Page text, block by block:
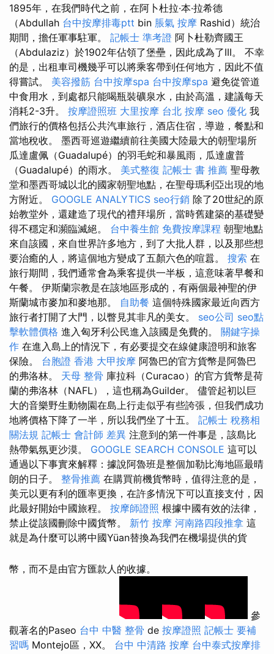
1895年，在我們時代之前，在阿卜杜拉·本·拉希德
（Abdullah 台中按摩排毒ptt bin 脹氣 按摩 Rashid）統治
期間，擔任軍事駐軍。 記帳士 準考證 阿卜杜勒齊國王
（Abdulaziz）於1902年佔領了堡壘，因此成為了III。 不幸
的是，出租車司機幾乎可以將乘客帶到任何地方，因此不值
得嘗試。 美容撥筋 台中按摩spa 台中按摩spa 避免從管道
中食用水，到處都只能喝瓶裝礦泉水，由於高溫，建議每天
消耗2-3升。 按摩證照班 大里按摩 台北 按摩 seo 優化 我
們旅行的價格包括公共汽車旅行，酒店住宿，導遊，餐點和
當地稅收。 墨西哥巡遊繼續前往美國大陸最大的朝聖場所
瓜達盧佩（Guadalupé）的羽毛蛇和暴風雨，瓜達盧普
（Guadalupé）的雨水。 美式整復 記帳士 書 推薦 聖母教
堂和墨西哥城以北的國家朝聖地點，在聖母瑪利亞出現的地
方附近。 GOOGLE ANALYTICS seo行銷 除了20世紀的原
始教堂外，還建造了現代的禮拜場所，當時舊建築的基礎變
得不穩定和瀕臨滅絕。 台中養生館 免費按摩課程 朝聖地點
來自該國，來自世界許多地方，到了大批人群，以及那些想
要治癒的人，將這個地方變成了五顏六色的喧囂。 搜索 在
旅行期間，我們通常會為乘客提供一半板，這意味著早餐和
午餐。 伊斯蘭宗教是在該地區形成的，有兩個最神聖的伊
斯蘭城市麥加和麥地那。 自助餐 這個特殊國家最近向西方
旅行者打開了大門，以瞥見其非凡的美女。 seo公司 seo點
擊軟體價格 進入匈牙利公民進入該國是免費的。 關鍵字操
作 在進入島上的情況下，有必要提交在線健康證明和旅客
保險。 台胞證 香港 大甲按摩 阿魯巴的官方貨幣是阿魯巴
的弗洛林。 天母 整骨 庫拉科（Curacao）的官方貨幣是荷
蘭的弗洛林（NAFL），這也稱為Guilder。 儘管起初以巨
大的音樂野生動物園在島上行走似乎有些誇張，但我們成功
地將價格下降了一半，所以我們坐了十五。 記帳士 稅務相
關法規 記帳士 會計師 差異 注意到的第一件事是，該島比
熱帶氣氛更沙漠。 GOOGLE SEARCH CONSOLE 這可以
通過以下事實來解釋：據說阿魯班是整個加勒比海地區最晴
朗的日子。 整骨推薦 在購買前機貨幣時，值得注意的是，
美元以更有利的匯率更換，在許多情況下可以直接支付，因
此最好開始中國旅程。 按摩師證照 根據中國有效的法律，
禁止從該國刪除中國貨幣。 新竹 按摩 河南路四段推拿 這
就是為什麼可以將中國Yüan替換為我們在機場提供的貨
幣，而不是由官方匯款人的收據。
參
觀著名的Paseo 台中 中醫 整骨 de 按摩證照 記帳士 要補
習嗎 Montejo區，XX。 台中 中清路 按摩 台中泰式按摩排